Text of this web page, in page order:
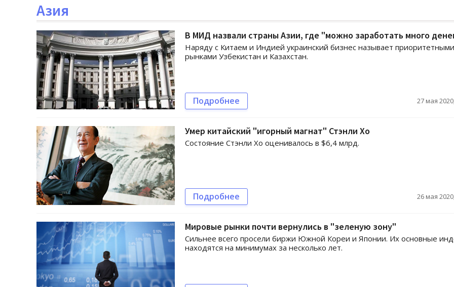
Азия
В МИД назвали страны Азии, где "можно заработать много
Наряду с Китаем и Индией украинский бизнес называет приоритетными
рынками Узбекистан и Казахстан.
Подробнее 27 мая
Умер китайский "игорный магнат" Стэнли Хо
Состояние Стэнли Хо оценивалось в $6,4 млрд.
Подробнее 26 мая
Мировые рынки почти вернулись в "зеленую зону"
Сильнее всего просели биржи Южной Кореи и Японии. Их основные
находятся на минимумах за несколько лет.